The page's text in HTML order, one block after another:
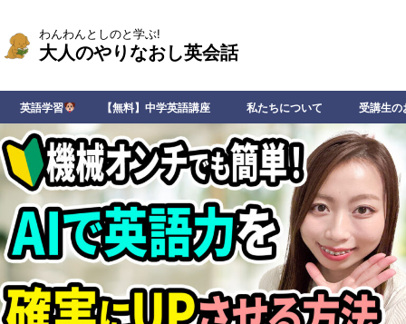
わんわんとしのと学ぶ!
大人のやりなおし英会話
英語学習 【無料】中学英語講座 私たちについて 受講生の